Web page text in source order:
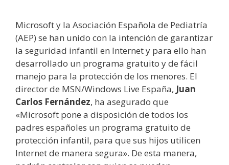
Microsoft y la Asociación Española de Pediatría
(AEP) se han unido con la intención de garantizar
la seguridad infantil en Internet y para ello han
desarrollado un programa gratuito y de fácil
manejo para la protección de los menores. El
director de MSN/Windows Live España, Juan
Carlos Fernández, ha asegurado que
«Microsoft pone a disposición de todos los
padres españoles un programa gratuito de
protección infantil, para que sus hijos utilicen
Internet de manera segura». De esta manera,